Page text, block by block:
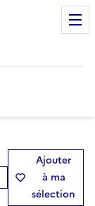
Ajouter
à ma
sélection